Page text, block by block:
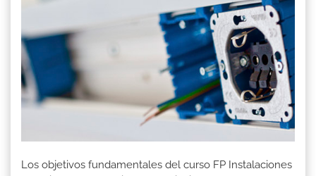
Los objetivos fundamentales del curso FP Instalaciones